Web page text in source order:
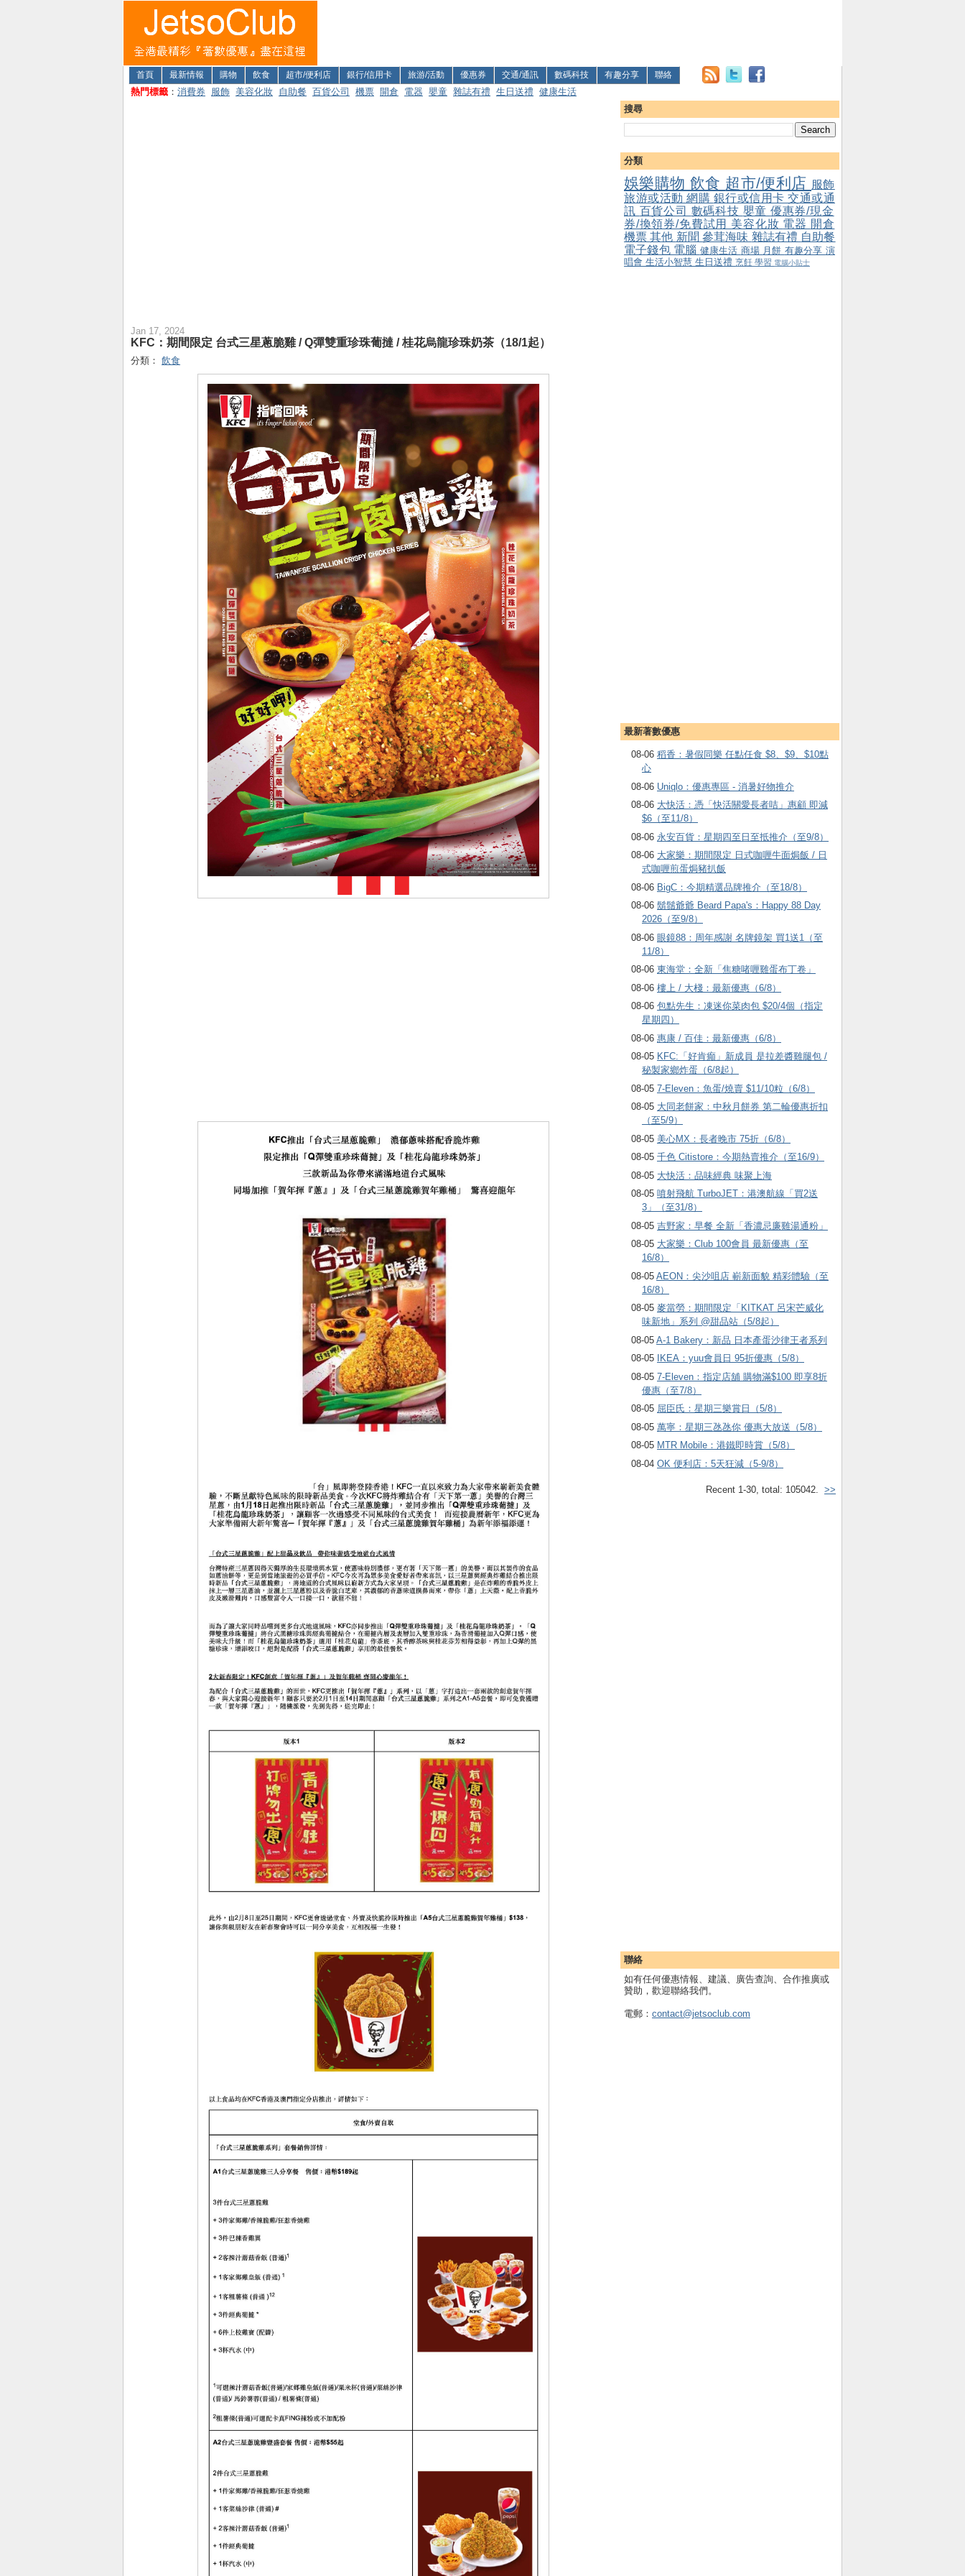
首頁 最新情報 購物 飲食 超市/便利店 銀行/信用卡 旅游/活動 優惠券 交通/通訊 數碼科技 有趣分享 聯絡
熱門標籤 ： 消費券 服飾 美容化妝 自助餐 百貨公司 機票 開倉 電器 嬰童 雜誌有禮 生日送禮 健康生活
搜尋
分類
娛樂購物 飲食 超市/便利店 服飾
旅游或活動 網購 銀行或信用卡 交通或通
訊 百貨公司 數碼科技 嬰童 優惠券/現金
券/換領券/免費試用 美容化妝 電器 開倉
機票其他 新聞參茸海味 雜誌有禮 自助餐
電子錢包 電腦 健康生活 商場 月餅 有趣分享 演
唱會 生活小智慧 生日送禮 烹飪 學習 電腦小貼士
最新著數優惠
08-06 稻香：暑假同樂 任點任食 $8、$9、$10點
心
08-06 Uniqlo：優惠專區 - 消暑好物推介
08-06 大快活：憑「快活關愛長者咭」惠顧 即減
$6（至11/8）
08-06 永安百貨：星期四至日至抵推介（至9/8）
08-06 大家樂：期間限定 日式咖喱牛面焗飯 / 日
式咖喱煎蛋焗豬扒飯
08-06 BigC：今期精選品牌推介（至18/8）
08-06 鬍鬚爺爺 Beard Papa's：Happy 88 Day
2026（至9/8）
08-06 眼鏡88：周年感謝 名牌鏡架 買1送1（至
11/8）
08-06 東海堂：全新「焦糖啫喱雞蛋布丁卷」
08-06 樓上 / 大棧：最新優惠（6/8）
08-06 包點先生：凍迷你菜肉包 $20/4個（指定
星期四）
08-06 惠康 / 百佳：最新優惠（6/8）
08-05 KFC:「好肯癲」新成員 是拉差醬雞腿包 /
秘製家鄉炸蛋（6/8起）
08-05 7-Eleven：魚蛋/燒賣 $11/10粒（6/8）
08-05 大同老餅家：中秋月餅券 第二輪優惠折扣
（至5/9）
08-05 美心MX：長者晚市 75折（6/8）
08-05 千色 Citistore：今期熱賣推介（至16/9）
08-05 大快活：品味經典 味聚上海
08-05 噴射飛航 TurboJET：港澳航線「買2送
3」（至31/8）
08-05 吉野家：早餐 全新「香濃忌廉雞湯通粉」
08-05 大家樂：Club 100會員 最新優惠（至
16/8）
08-05 AEON：尖沙咀店 嶄新面貌 精彩體驗（至
16/8）
08-05 麥當勞：期間限定「KITKAT 呂宋芒威化
味新地」系列 @甜品站（5/8起）
08-05 A-1 Bakery：新品 日本產蛋沙律王者系列
08-05
IKEA：yuu會員日 95折優惠（5/8）
08-05 7-Eleven：指定店舖 購物滿$100 即享8折
優惠（至7/8）
08-05 屈臣氏：星期三樂賞日（5/8）
08-05 萬寧：星期三氹氹你 優惠大放送（5/8）
08-05 MTR Mobile：港鐵即時賞（5/8）
08-04 OK 便利店：5天狂減（5-9/8）
Recent 1-30, total: 105042. >>
聯絡
如有任何優惠情報、建議、廣告查詢、合作推廣或
贊助，歡迎聯絡我們。
電郵： contact@jetsoclub.com
Jan 17, 2024
KFC：期間限定 台式三星蔥脆雞 / Q彈雙重珍珠葡撻 / 桂花烏龍珍珠奶茶（18/1起）
分類： 飲食